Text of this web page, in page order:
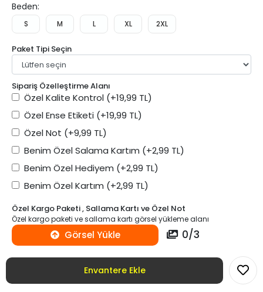
Beden:
S M L XL 2XL
Paket Tipi Seçin
Sipariş Özelleştirme Alanı
Özel Kalite Kontrol (+19,99 TL)
Özel Ense Etiketi (+19,99 TL)
Özel Not (+9,99 TL)
Benim Özel Salama Kartım (+2,99 TL)
Benim Özel Hediyem (+2,99 TL)
Benim Özel Kartım (+2,99 TL)
Özel Kargo Paketi , Sallama Kartı ve Özel Not
Özel kargo paketi ve sallama kartı görsel yükleme alanı
Görsel Yükle 0/3
Envantere Ekle